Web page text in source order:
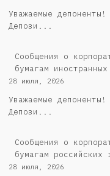
Уважаемые
Депози...
Сообщения о
бумагам
28 июля, 2026
Уважаемые
Депози...
Cообщения о
бумагам российских
28 июля, 2026